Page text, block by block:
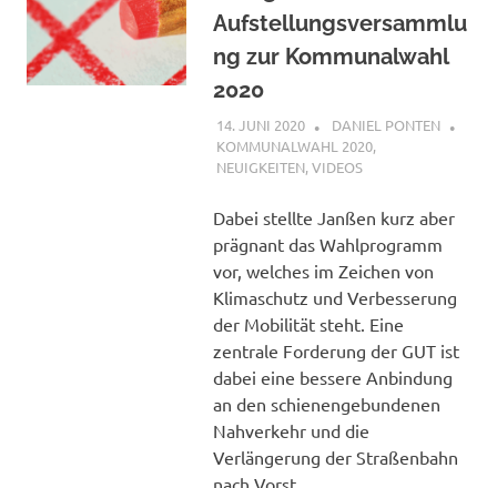
Aufstellungsversammlu
ng zur Kommunalwahl
2020
14. JUNI 2020
DANIEL PONTEN
KOMMUNALWAHL 2020,
NEUIGKEITEN,VIDEOS
Dabei stellte Janßen kurz aber
prägnant das Wahlprogramm
vor, welches im Zeichen von
Klimaschutz und Verbesserung
der Mobilität steht. Eine
zentrale Forderung der GUT ist
dabei eine bessere Anbindung
an den schienengebundenen
Nahverkehr und die
Verlängerung der Straßenbahn
nach Vorst.